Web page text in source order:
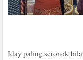
Iday paling seronok